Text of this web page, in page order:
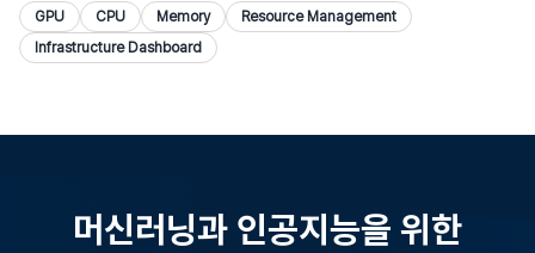
GPU CPU Memory
Resource Management
Infrastructure Dashboard
머신러닝과 인공지능을 위한